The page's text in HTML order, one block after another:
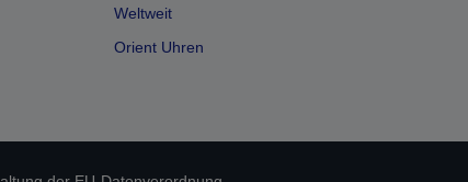
Weltweit
Orient Uhren